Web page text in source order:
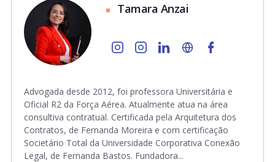
Tamara Anzai
Advogada desde 2012, foi professora Universitária e
Oficial R2 da Força Aérea. Atualmente atua na área
consultiva contratual. Certificada pela Arquitetura dos
Contratos, de Fernanda Moreira e com certificação
Societário Total da Universidade Corporativa Conexão
Legal, de Fernanda Bastos. Fundadora...